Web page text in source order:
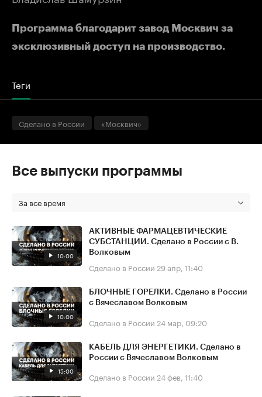
Программа благодарит завод Москвич за
эксклюзивный доступ на производство.
Теги
Сделано в России «Москвич»
Все выпуски программы
За все время
10:00
АКТИВНЫЕ ФАРМАЦЕВТИЧЕСКИЕ
СУБСТАНЦИИ. Сделано в России с В.
Волковым
Сделано в России 29 апр, 11:40
10:00
БЛОЧНЫЕ ГОРЕЛКИ. Сделано в России
с Вячеславом Волковым
Сделано в России 24 мар, 09:20
15:00
КАБЕЛЬ ДЛЯ ЭНЕРГЕТИКИ. Сделано в
России с Вячеславом Волковым
Сделано в России 24 фев, 11:40